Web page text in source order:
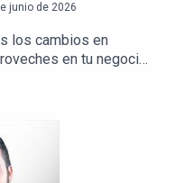
junio de 2026
los cambios en
en tu negocio